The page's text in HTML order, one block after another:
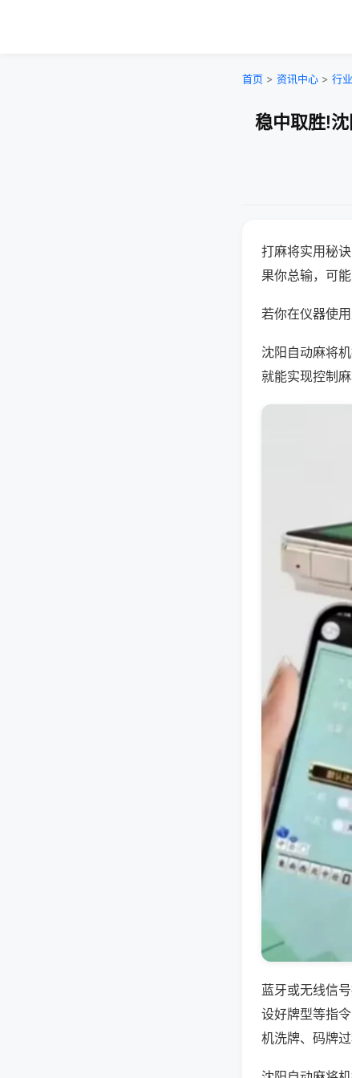
首页 > 资讯中心 > 行
稳中取胜!
打麻将实用秘
果你总输，可
若你在仪器使
沈阳自动麻将
就能实现控制
蓝牙或无线信
设好牌型等指
机洗牌、码牌